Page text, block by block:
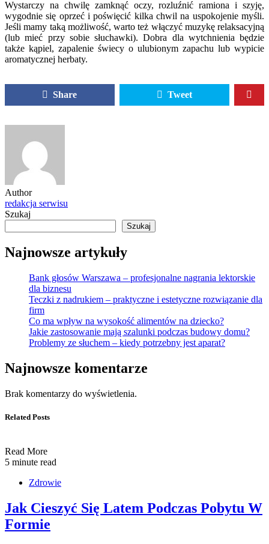
Wystarczy na chwilę zamknąć oczy, rozluźnić ramiona i szyję,
wygodnie się oprzeć i poświęcić kilka chwil na uspokojenie myśli.
Jeśli mamy taką możliwość, warto też włączyć muzykę relaksacyjną
(lub mieć przy sobie słuchawki). Dobra dla wytchnienia będzie
także kąpiel, zapalenie świecy o ulubionym zapachu lub wypicie
aromatycznej herbaty.
Share Tweet
Author
redakcja serwisu
Szukaj
Szukaj
Najnowsze artykuły
Bank głosów Warszawa – profesjonalne nagrania lektorskie
dla biznesu
Teczki z nadrukiem – praktyczne i estetyczne rozwiązanie dla
firm
Co ma wpływ na wysokość alimentów na dziecko?
Jakie zastosowanie mają szalunki podczas budowy domu?
Problemy ze słuchem – kiedy potrzebny jest aparat?
Najnowsze komentarze
Brak komentarzy do wyświetlenia.
Related Posts
Read More
5 minute read
Zdrowie
Jak Cieszyć Się Latem Podczas Pobytu W
Formie